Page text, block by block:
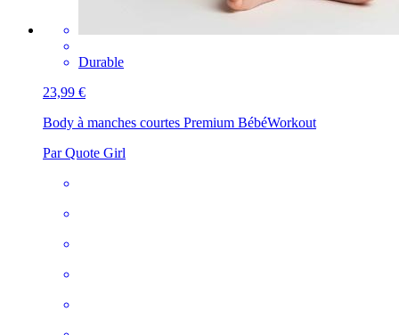
Durable
23,99 €
Body à manches courtes Premium BébéWorkout
Par Quote Girl